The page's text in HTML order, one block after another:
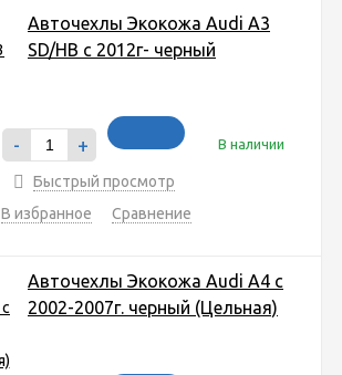
Авточехлы Экокожа Audi A3
SD/HB с 2012г- черный
- + В наличии
Быстрый просмотр
В избранное
Сравнение
Авточехлы Экокожа Audi A4 с
2002-2007г. черный (Цельная)